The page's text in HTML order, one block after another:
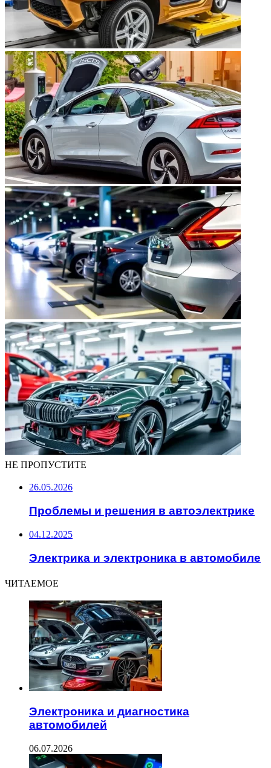
НЕ ПРОПУСТИТЕ
26.05.2026
Проблемы и решения в автоэлектрике
04.12.2025
Электрика и электроника в автомобиле
ЧИТАЕМОЕ
Электроника и диагностика
автомобилей
06.07.2026